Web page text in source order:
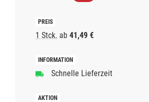
1 Stck. ab 41,49 €
Schnelle Lieferzeit